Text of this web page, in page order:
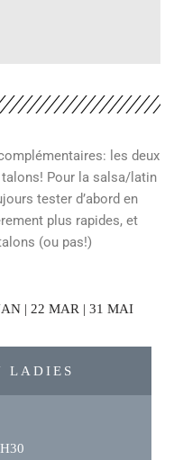
les deux
Pour la salsa/latin
tester d’abord en
plus rapides, et
(ou pas!)
| 22 MAR | 31 MAI
LADIES